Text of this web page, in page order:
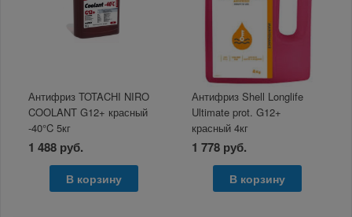
Антифриз TOTACHI NIRO
COOLANT G12+ красный
-40°C 5кг
1 488 руб.
В корзину
Антифриз Shell Longlife
Ultimate prot. G12+
красный 4кг
1 778 руб.
В корзину